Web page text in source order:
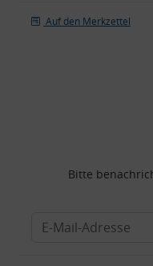
Auf den Merkzettel
Bitte